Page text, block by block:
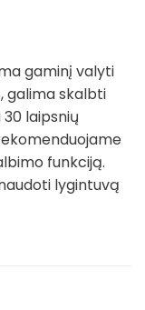
gaminį valyti
galima skalbti
laipsnių
funkciją.
lygintuvą